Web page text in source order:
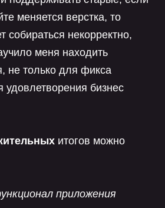
меняется верстка, то
собираться некорректно,
меня находить
не только для фикса
бизнес
итогов можно
приложения